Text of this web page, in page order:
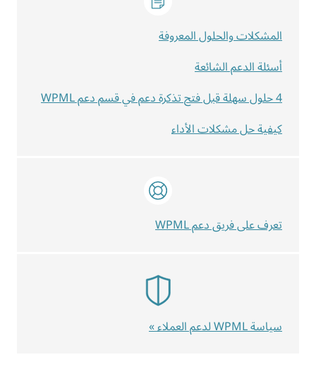
المشكلات والحلول المعروفة
أسئلة الدعم الشائعة
4 حلول سهلة قبل فتح تذكرة دعم في قسم دعم WPML
كيفية حل مشكلات الأداء
تعرف على فريق دعم WPML
سياسة WPML لدعم العملاء »